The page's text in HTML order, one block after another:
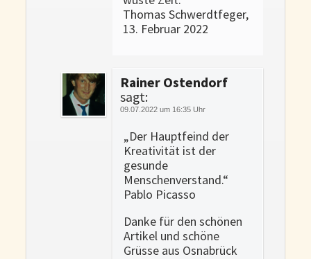
Thomas Schwerdtfeger,
13. Februar 2022
Rainer Ostendorf
sagt:
09.07.2022 um 16:35 Uhr
„Der Hauptfeind der
Kreativität ist der
gesunde
Menschenverstand.“
Pablo Picasso
Danke für den schönen
Artikel und schöne
Grüsse aus Osnabrück